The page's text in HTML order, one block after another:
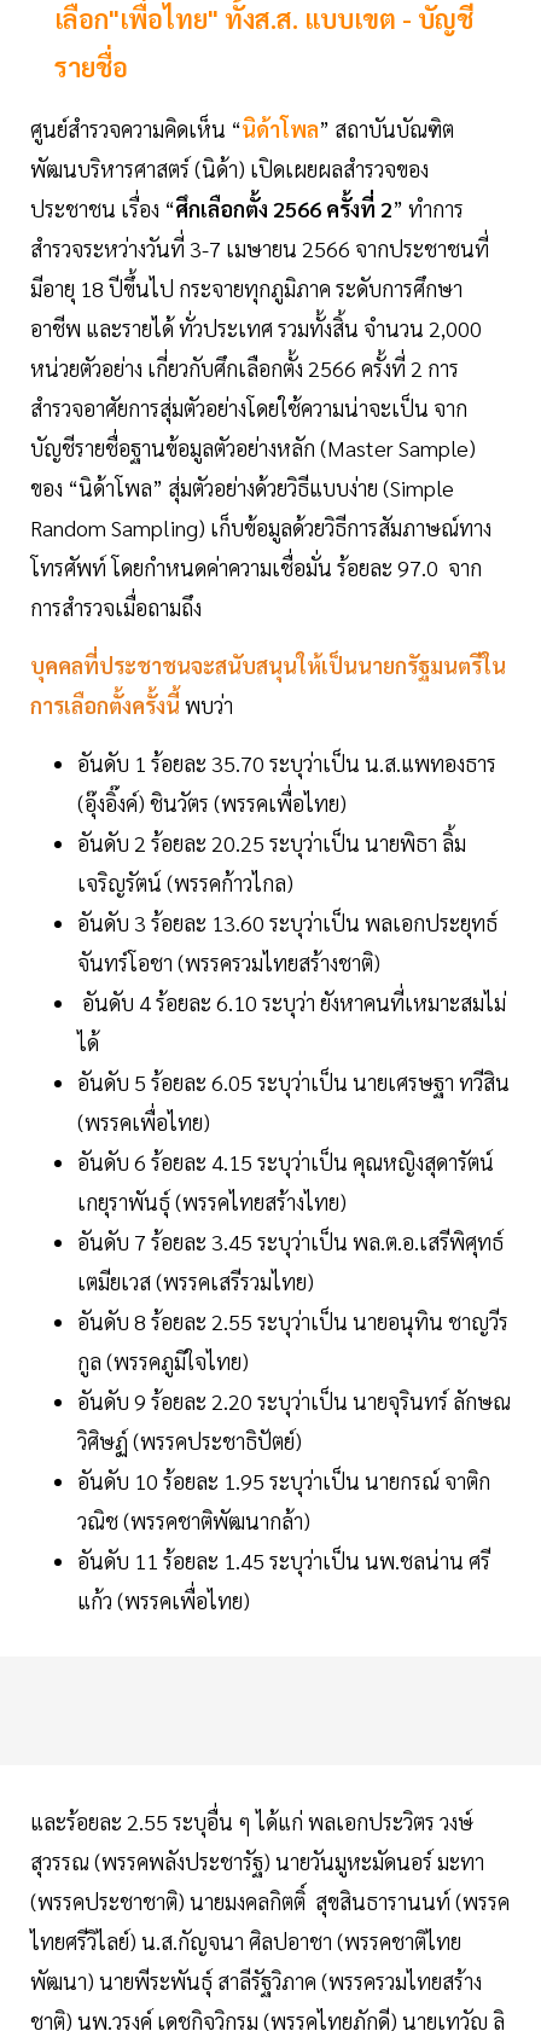
เลือก"เพื่อไทย" ทั้งส.ส. แบบเขต - บัญชี
รายชื่อ
ศูนย์สำรวจความคิดเห็น “นิด้าโพล” สถาบันบัณฑิต
พัฒนบริหารศาสตร์ (นิด้า) เปิดเผยผลสำรวจของ
ประชาชน เรื่อง “ศึกเลือกตั้ง 2566 ครั้งที่ 2” ทำการ
สำรวจระหว่างวันที่ 3-7 เมษายน 2566 จากประชาชนที่
มีอายุ 18 ปีขึ้นไป กระจายทุกภูมิภาค ระดับการศึกษา
อาชีพ และรายได้ ทั่วประเทศ รวมทั้งสิ้น จำนวน 2,000
หน่วยตัวอย่าง เกี่ยวกับศึกเลือกตั้ง 2566 ครั้งที่ 2 การ
สำรวจอาศัยการสุ่มตัวอย่างโดยใช้ความน่าจะเป็น จาก
บัญชีรายชื่อฐานข้อมูลตัวอย่างหลัก (Master Sample)
ของ “นิด้าโพล” สุ่มตัวอย่างด้วยวิธีแบบง่าย (Simple
Random Sampling) เก็บข้อมูลด้วยวิธีการสัมภาษณ์ทาง
โทรศัพท์ โดยกำหนดค่าความเชื่อมั่น ร้อยละ 97.0 จาก
การสำรวจเมื่อถามถึง
บุคคลที่ประชาชนจะสนับสนุนให้เป็นนายกรัฐมนตรีใน
การเลือกตั้งครั้งนี้ พบว่า
อันดับ 1 ร้อยละ 35.70 ระบุว่าเป็น น.ส.แพทองธาร
(อุ๊งอิ๊งค์) ชินวัตร (พรรคเพื่อไทย)
อันดับ 2 ร้อยละ 20.25 ระบุว่าเป็น นายพิธา ลิ้ม
เจริญรัตน์ (พรรคก้าวไกล)
อันดับ 3 ร้อยละ 13.60 ระบุว่าเป็น พลเอกประยุทธ์
จันทร์โอชา (พรรครวมไทยสร้างชาติ)
อันดับ 4 ร้อยละ 6.10 ระบุว่า ยังหาคนที่เหมาะสมไม่
ได้
อันดับ 5 ร้อยละ 6.05 ระบุว่าเป็น นายเศรษฐา ทวีสิน
(พรรคเพื่อไทย)
อันดับ 6 ร้อยละ 4.15 ระบุว่าเป็น คุณหญิงสุดารัตน์
เกยุราพันธุ์ (พรรคไทยสร้างไทย)
อันดับ 7 ร้อยละ 3.45 ระบุว่าเป็น พล.ต.อ.เสรีพิศุทธ์
เตมียเวส (พรรคเสรีรวมไทย)
อันดับ 8 ร้อยละ 2.55 ระบุว่าเป็น นายอนุทิน ชาญวีร
กูล (พรรคภูมิใจไทย)
อันดับ 9 ร้อยละ 2.20 ระบุว่าเป็น นายจุรินทร์ ลักษณ
วิศิษฏ์ (พรรคประชาธิปัตย์)
อันดับ 10 ร้อยละ 1.95 ระบุว่าเป็น นายกรณ์ จาติก
วณิช (พรรคชาติพัฒนากล้า)
อันดับ 11 ร้อยละ 1.45 ระบุว่าเป็น นพ.ชลน่าน ศรี
แก้ว (พรรคเพื่อไทย)
และร้อยละ 2.55 ระบุอื่น ๆ ได้แก่ พลเอกประวิตร วงษ์
สุวรรณ (พรรคพลังประชารัฐ) นายวันมูหะมัดนอร์ มะทา
(พรรคประชาชาติ) นายมงคลกิตติ์ สุขสินธารานนท์ (พรรค
ไทยศรีวิไลย์) น.ส.กัญจนา ศิลปอาชา (พรรคชาติไทย
พัฒนา) นายพีระพันธุ์ สาลีรัฐวิภาค (พรรครวมไทยสร้าง
ชาติ) นพ.วรงค์ เดชกิจวิกรม (พรรคไทยภักดี) นายเทวัญ ลิ